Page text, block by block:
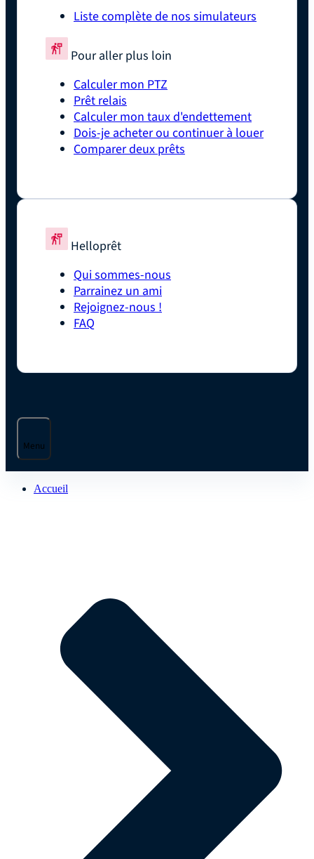
Liste complète de nos simulateurs
Pour aller plus loin
Calculer mon PTZ
Prêt relais
Calculer mon taux d'endettement
Dois-je acheter ou continuer à louer
Comparer deux prêts
Helloprêt
Qui sommes-nous
Parrainez un ami
Rejoignez-nous !
FAQ
Menu
Accueil